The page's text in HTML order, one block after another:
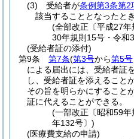
(3)
受給者が条例第3条第2
該当することとなったとき
(全部改正〔平成27
30年規則15号・令和
(受給者証の添付)
第9条
第7条(第3号から第5号
による届出には、受給者証
し、受給者証を添えること
その旨を明らかにすること
証に代えることができる。
(一部改正〔昭和59
年132号〕)
(医療費支給の申請)